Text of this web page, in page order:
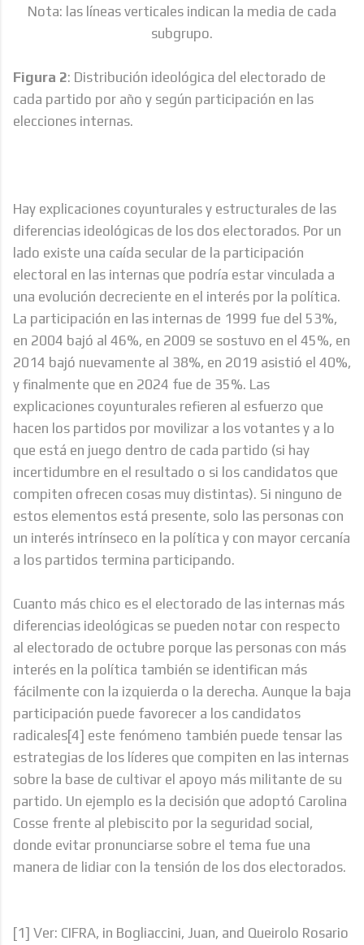
Nota: las líneas verticales indican la media de cada
subgrupo.
Figura 2: Distribución ideológica del electorado de
cada partido por año y según participación en las
elecciones internas.
Hay explicaciones coyunturales y estructurales de las
diferencias ideológicas de los dos electorados. Por un
lado existe una caída secular de la participación
electoral en las internas que podría estar vinculada a
una evolución decreciente en el interés por la política.
La participación en las internas de 1999 fue del 53%,
en 2004 bajó al 46%, en 2009 se sostuvo en el 45%, en
2014 bajó nuevamente al 38%, en 2019 asistió el 40%,
y finalmente que en 2024 fue de 35%. Las
explicaciones coyunturales refieren al esfuerzo que
hacen los partidos por movilizar a los votantes y a lo
que está en juego dentro de cada partido (si hay
incertidumbre en el resultado o si los candidatos que
compiten ofrecen cosas muy distintas). Si ninguno de
estos elementos está presente, solo las personas con
un interés intrínseco en la política y con mayor cercanía
a los partidos termina participando.
Cuanto más chico es el electorado de las internas más
diferencias ideológicas se pueden notar con respecto
al electorado de octubre porque las personas con más
interés en la política también se identifican más
fácilmente con la izquierda o la derecha. Aunque la baja
participación puede favorecer a los candidatos
radicales[4] este fenómeno también puede tensar las
estrategias de los líderes que compiten en las internas
sobre la base de cultivar el apoyo más militante de su
partido. Un ejemplo es la decisión que adoptó Carolina
Cosse frente al plebiscito por la seguridad social,
donde evitar pronunciarse sobre el tema fue una
manera de lidiar con la tensión de los dos electorados.
[1] Ver: CIFRA, in Bogliaccini, Juan, and Queirolo Rosario